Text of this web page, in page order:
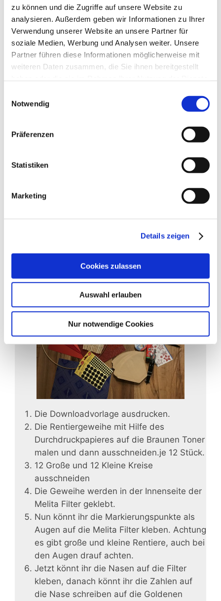
zu können und die Zugriffe auf unsere Website zu
analysieren. Außerdem geben wir Informationen zu Ihrer
Verwendung unserer Website an unsere Partner für
soziale Medien, Werbung und Analysen weiter. Unsere
Partner führen diese Informationen möglicherweise mit
weiteren Daten zusammen, die Sie ihnen bereitgestellt
Notwendig
Präferenzen
Statistiken
Marketing
Details zeigen
Cookies zulassen
Auswahl erlauben
Nur notwendige Cookies
Zwei Tonpapier Beige
Ein Tonpapier Hell Rot
Ein Tonpapier Dunkel Rot
Ein Mosgummi Rot
Ein Filtz Rot
Ein Glitzer Rot Tonpapier
Ein Glitzer Goldener Tonpapier
Markierungspunkte Mittel
Roter Glitzerkleber
Melita Filter
Kleine Holz Wäscheklammern
Die Downloadvorlage ausdrucken.
Die Rentiergeweihe mit Hilfe des
Durchdruckpapieres auf die Braunen Toner
malen und dann ausschneiden.je 12 Stück.
12 Große und 12 Kleine Kreise
ausschneiden
Die Geweihe werden in der Innenseite der
Melita Filter geklebt.
Nun könnt ihr die Markierungspunkte als
Augen auf die Melita Filter kleben. Achtung
es gibt große und kleine Rentiere, auch bei
den Augen drauf achten.
Jetzt könnt ihr die Nasen auf die Filter
kleben, danach könnt ihr die Zahlen auf
die Nase schreiben auf die Goldenen